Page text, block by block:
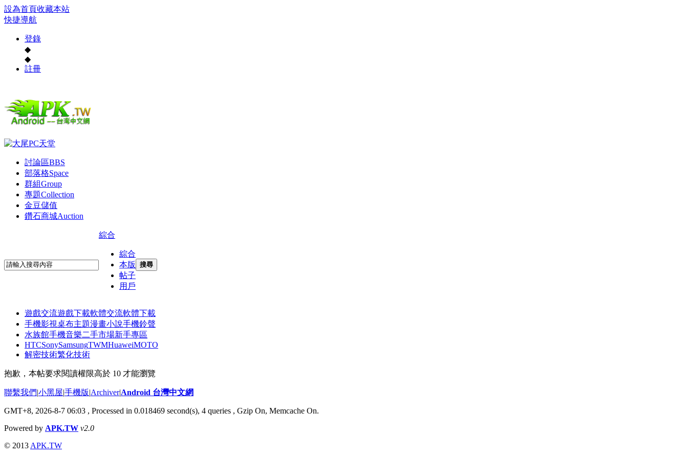
設為首頁收藏本站
快捷導航
登錄
◆
◆
註冊
討論區BBS
部落格Space
群組Group
專題Collection
金豆儲值
鑽石商城Auction
綜合
綜合
本版
帖子
用戶
搜尋
遊戲交流遊戲下載軟體交流軟體下載
手機影視桌布主題漫畫小說手機鈴聲
水族館手機音樂二手市場新手專區
HTCSonySamsungTWMHuaweiMOTO
解密技術繁化技術
抱歉，本帖要求閱讀權限高於 10 才能瀏覽
聯繫我們|小黑屋|手機版|Archiver|Android 台灣中文網
GMT+8, 2026-8-7 06:03 , Processed in 0.018469 second(s), 4 queries , Gzip On, Memcache On.
Powered by APK.TW v2.0
© 2013 APK.TW